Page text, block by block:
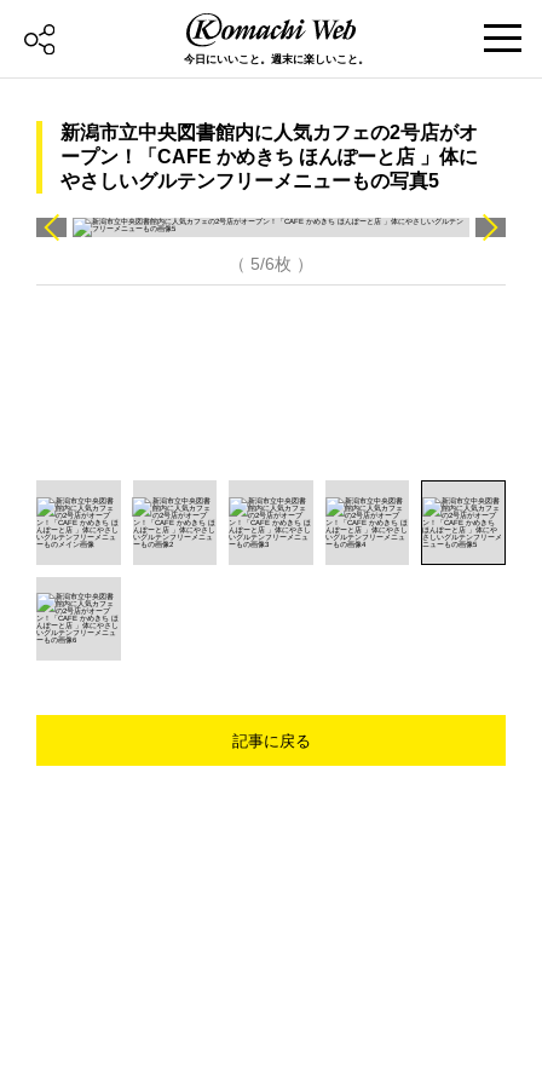
今日にいいこと。週末に楽しいこと。
新潟市立中央図書館内に人気カフェの2号店がオ
ープン！「CAFE かめきち ほんぽーと店 」体に
やさしいグルテンフリーメニューもの写真5
（ 5/6枚 ）
記事に戻る